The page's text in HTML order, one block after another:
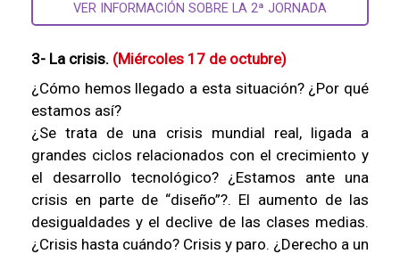
VER INFORMACIÓN SOBRE LA 2ª JORNADA
3- La crisis. (Miércoles 17 de octubre)
¿Cómo hemos llegado a esta situación? ¿Por qué
estamos así?
¿Se trata de una crisis mundial real, ligada a
grandes ciclos relacionados con el crecimiento y
el desarrollo tecnológico? ¿Estamos ante una
crisis en parte de “diseño”?. El aumento de las
desigualdades y el declive de las clases medias.
¿Crisis hasta cuándo? Crisis y paro. ¿Derecho a un